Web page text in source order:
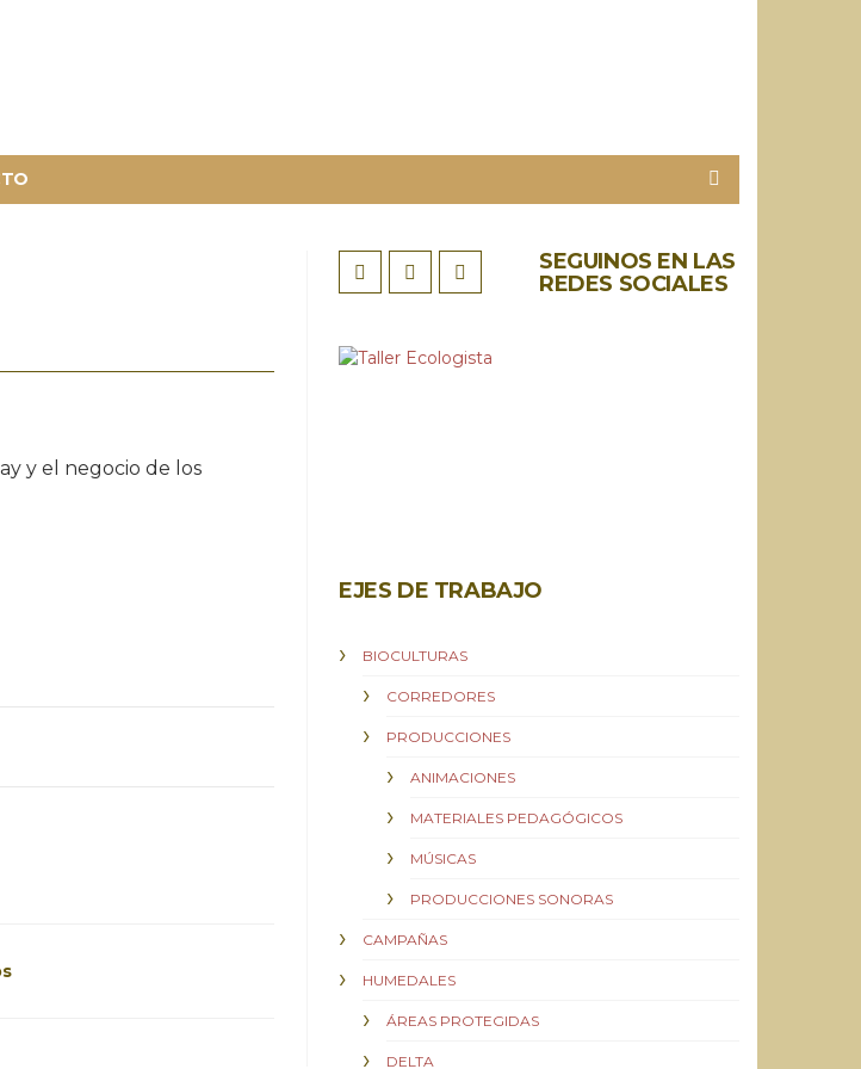
y el negocio de los
SEGUINOS EN LAS
REDES SOCIALES
EJES DE TRABAJO
BIOCULTURAS
CORREDORES
PRODUCCIONES
ANIMACIONES
MATERIALES PEDAGÓGICOS
MÚSICAS
PRODUCCIONES SONORAS
CAMPAÑAS
HUMEDALES
ÁREAS PROTEGIDAS
DELTA